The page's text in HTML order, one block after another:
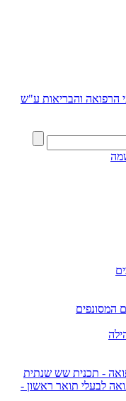
הרפואה והבריאות ע"ש
המסונפים
- תכנית שש שנתית
לבעלי תואר ראשון -